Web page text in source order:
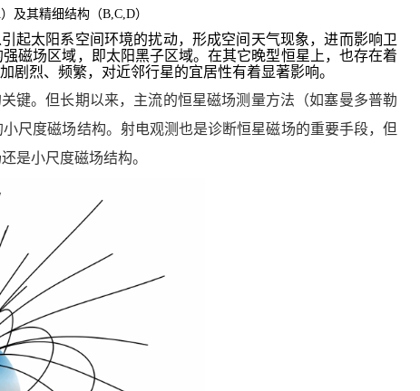
）及其精细结构（B,C,D）
起太阳系空间环境的扰动，形成空间天气现象，进而影响卫
磁场区域，即太阳黑子区域。在其它晚型恒星上，也存在着
剧烈、频繁，对近邻行星的宜居性有着显著影响。
键。但长期以来，主流的恒星磁场测量方法（如塞曼多普勒
尺度磁场结构。射电观测也是诊断恒星磁场的重要手段，但
是小尺度磁场结构。